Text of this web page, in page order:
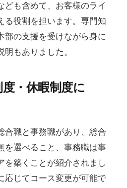
ども含めて、お客様のライ
る役割を担います。専門知
部の支援を受けながら身に
もありました。
・休暇制度に​
合職と事務職があり、総合
を選べること、事務職は事
を築くことが紹介されまし
応じてコース変更が可能で